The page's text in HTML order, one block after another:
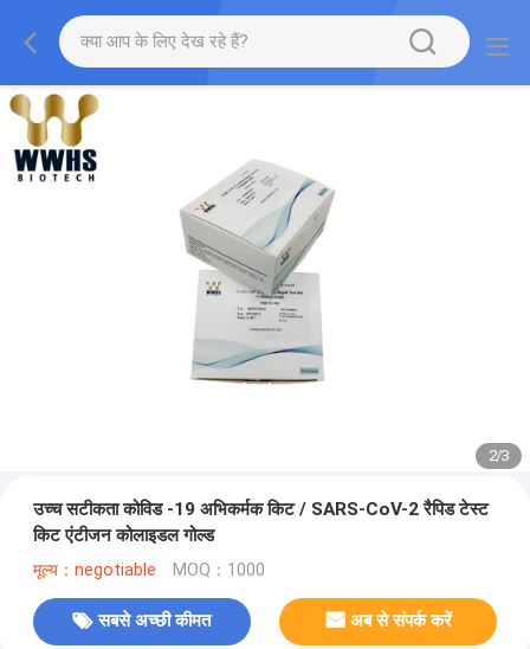
2/3
उच्च सटीकता कोविड -19 अभिकर्मक किट / SARS-CoV-2 रैपिड टेस्ट
किट एंटीजन कोलाइडल गोल्ड
मूल्य：negotiable MOQ：1000
सबसे अच्छी कीमत अब से संपर्क करें